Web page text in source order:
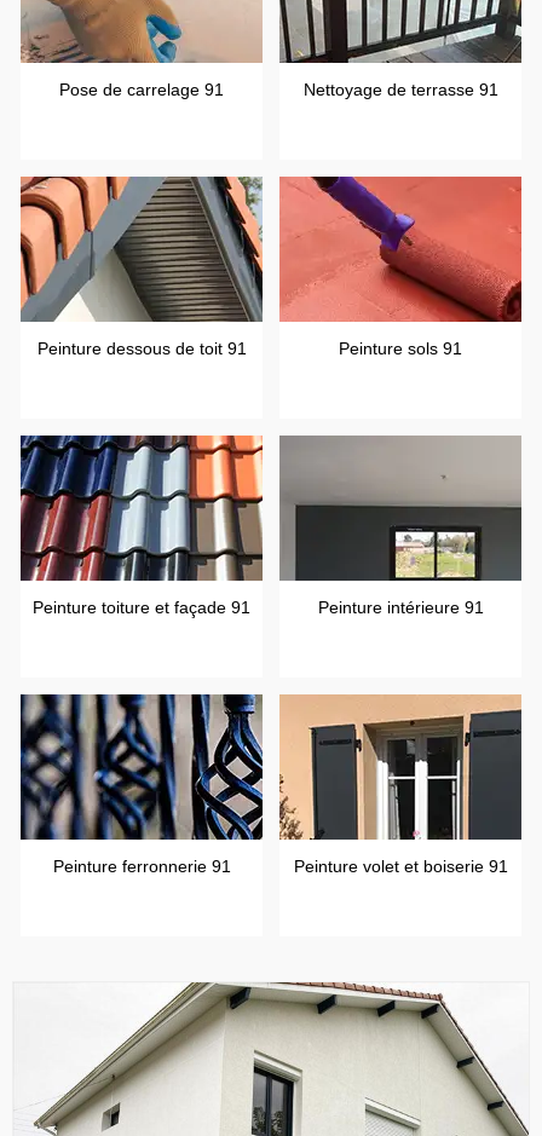
Pose de carrelage 91 Nettoyage de terrasse 91
Peinture dessous de toit 91 Peinture sols 91
Peinture toiture et façade 91 Peinture intérieure 91
Peinture ferronnerie 91 Peinture volet et boiserie 91